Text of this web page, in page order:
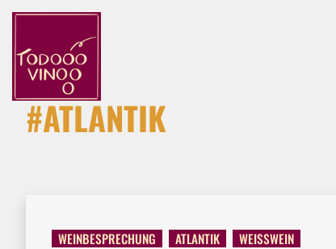
#ATLANTIK
WEINBESPRECHUNG ATLANTIK
WEISSWEIN